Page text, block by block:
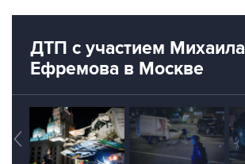
ДТП с участием Михаила
Ефремова в Москве